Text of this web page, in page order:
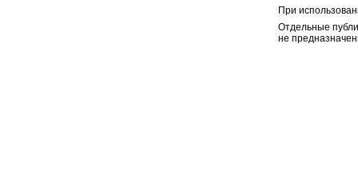
При
Отдельные
не